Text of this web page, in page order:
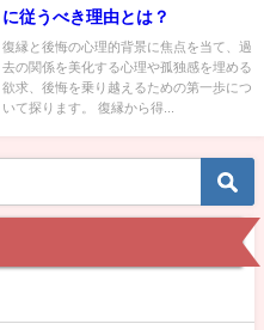
に従うべき理由とは？
復縁と後悔の心理的背景に焦点を当て、過
去の関係を美化する心理や孤独感を埋める
欲求、後悔を乗り越えるための第一歩につ
いて探ります。 復縁から得...